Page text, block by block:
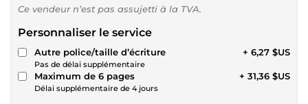
Ce vendeur n’est pas assujetti à la TVA.
Personnaliser le service
Autre police/taille d’écriture
Pas de délai supplémentaire
+ 6,27 $US
Maximum de 6 pages
Délai supplémentaire de 4 jours
+ 31,36 $US